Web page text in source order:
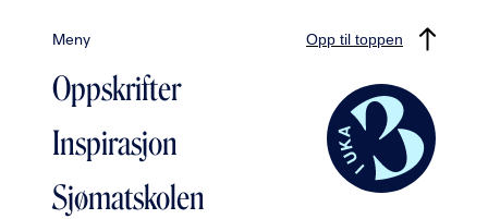
Meny
Oppskrifter
Inspirasjon
Sjømatskolen
Opp til toppen